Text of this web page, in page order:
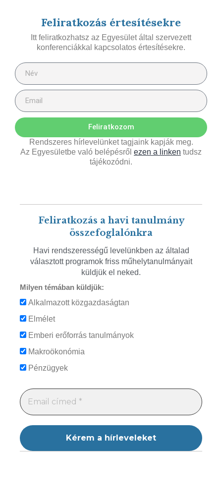
Feliratkozás értesítésekre
Itt feliratkozhatsz az Egyesület által szervezett
konferenciákkal kapcsolatos értesítésekre.
Feliratkozom
Rendszeres hírlevelünket tagjaink kapják meg.
Az Egyesületbe való belépésről ezen a linken tudsz
tájékozódni.
Feliratkozás a havi tanulmány
összefoglalónkra
Havi rendszerességű levelünkben az általad
választott programok friss műhelytanulmányait
küldjük el neked.
Milyen témában küldjük:
Alkalmazott közgazdaságtan
Elmélet
Emberi erőforrás tanulmányok
Makroökonómia
Pénzügyek